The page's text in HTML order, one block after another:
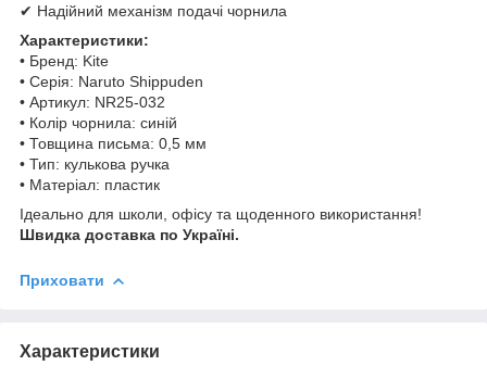
✔ Надійний механізм подачі чорнила
Характеристики:
• Бренд: Kite
• Серія: Naruto Shippuden
• Артикул: NR25-032
• Колір чорнила: синій
• Товщина письма: 0,5 мм
• Тип: кулькова ручка
• Матеріал: пластик
Ідеально для школи, офісу та щоденного використання!
Швидка доставка по Україні.
Приховати
Характеристики